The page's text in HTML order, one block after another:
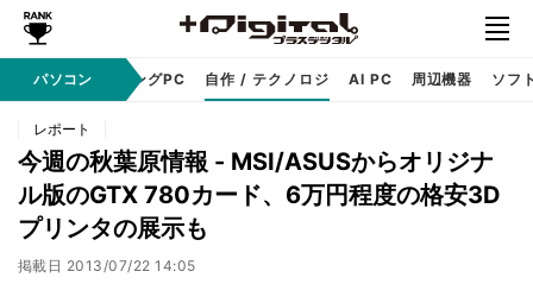
パソコン
PC本体 ゲーミングPC 自作 / テクノロジ AI PC 周辺機器 ソフ
レポート
今週の秋葉原情報 - MSI/ASUSからオリジナ
ル版のGTX 780カード、6万円程度の格安3D
プリンタの展示も
掲載日 2013/07/22 14:05